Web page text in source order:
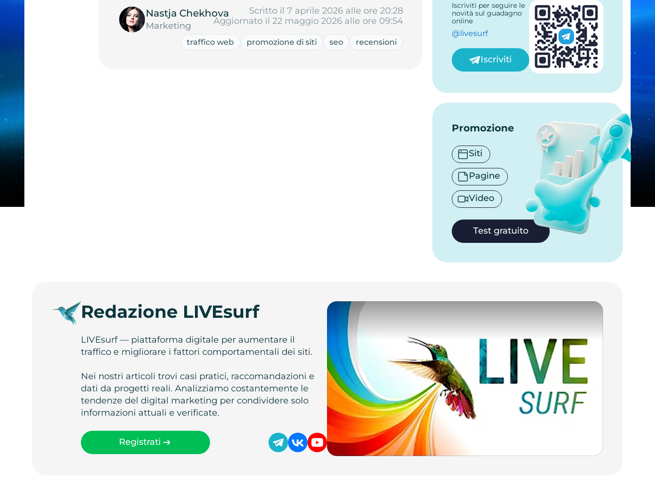
Nastja Chekhova
Marketing
Scritto il 7 aprile 2026 alle ore 20:28
Aggiornato il 22 maggio 2026 alle ore 09:54
traffico web promozione di siti seo recensioni
Iscriviti per seguire le
novità sul guadagno
online
@livesurf
Iscriviti
Promozione
Siti
Pagine
Video
Test gratuito
Redazione LIVEsurf
LIVEsurf — piattaforma digitale per aumentare il
traffico e migliorare i fattori comportamentali dei siti.
Nei nostri articoli trovi casi pratici, raccomandazioni e
dati da progetti reali. Analizziamo costantemente le
tendenze del digital marketing per condividere solo
informazioni attuali e verificate.
Registrati